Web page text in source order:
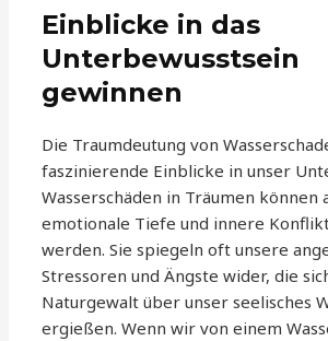
Einblicke in das
Unterbewusstsein
gewinnen
Die Traumdeutung von
faszinierende Einblicke in unser
Wasserschäden in Träumen können
emotionale Tiefe und innere
werden. Sie spiegeln oft unsere
Stressoren und Ängste wider, die
Naturgewalt über unser seelisches
ergießen. Wenn wir von einem